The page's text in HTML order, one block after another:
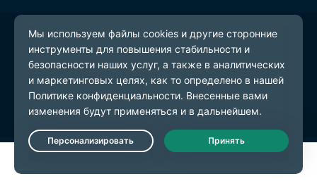
© 2026 ExpressVPN. Все права защищены.
Политика конфиденциальности
Условия предоставления услуг
Настройки файлов cookie
Live Chat